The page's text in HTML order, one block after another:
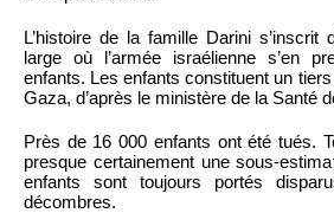
L’histoire de la famille Darini s’inscrit
large où l’armée israélienne s’en
enfants. Les enfants constituent un
Gaza, d’après le ministère de la Santé
Près de 16 000 enfants ont été tués.
presque certainement une sous-
enfants sont toujours portés
décombres.